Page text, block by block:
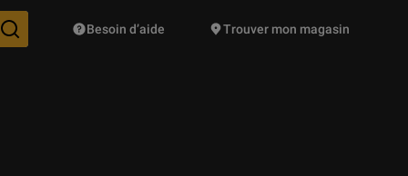
Des suggestions de produits vont vous être proposées
Besoin d’aide Trouver mon magasin